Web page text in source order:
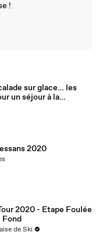
!
sur glace… les
un séjour à la
de ski
2020
2020 - Etape Foulée
Fond
de Ski